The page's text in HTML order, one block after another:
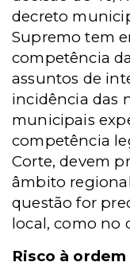
decreto
Supremo tem
competência
assuntos de
incidência das
municipais
competência
Corte, devem
âmbito
questão for
local, como no
Risco à